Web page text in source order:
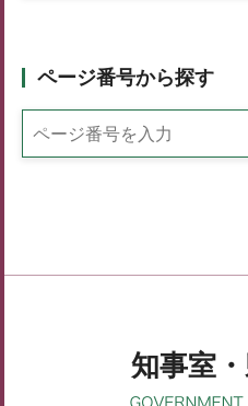
ページ番号から探す
知事室